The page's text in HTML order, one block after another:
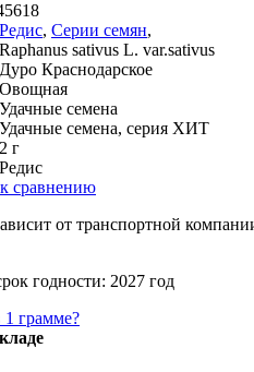
Редис, Серии семян,
Raphanus sativus L. var.sativus
Дуро Краснодарское
Овощная
Удачные семена
Удачные семена, серия ХИТ
2 г
Редис
сравнению
от транспортной
годности: 2027 год
1 грамме?